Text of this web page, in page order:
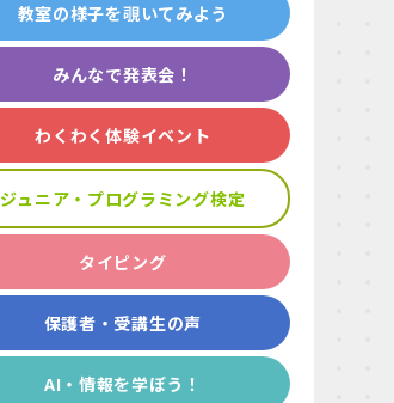
教室の様子を覗いてみよう
みんなで発表会！
わくわく体験イベント
ジュニア・プログラミング検定
タイピング
保護者・受講生の声
AI・情報を学ぼう！